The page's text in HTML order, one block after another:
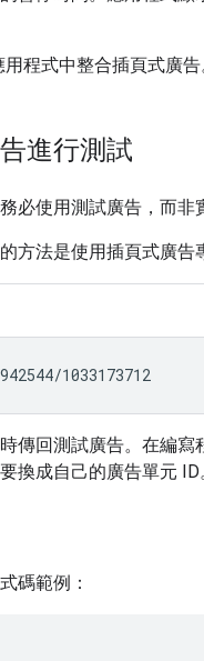
程式中整合插頁式廣告
進行測試
必使用測試廣告，而非
方法是使用插頁式廣告
傳回測試廣告。在編
換成自己的廣告單元 ID
碼範例：